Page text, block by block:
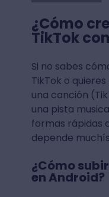
¿Cómo
TikTok
Si no sabes
TikTok o
una canción
una pista
formas rápidas
depende
¿Cómo
en Android?